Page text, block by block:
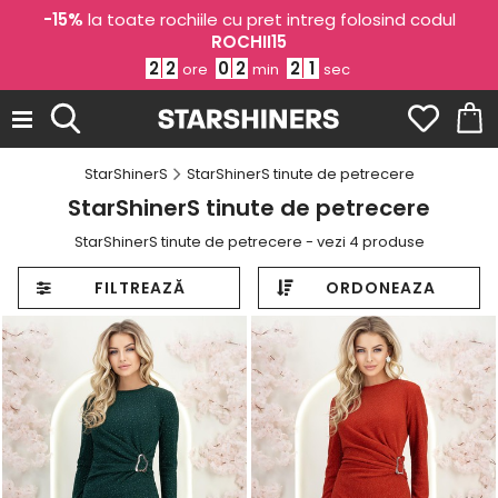
-15% la toate rochiile cu pret intreg folosind codul
ROCHII15
2 2 ore 0 2 min 2 0 sec
StarShinerS StarShinerS tinute de petrecere
StarShinerS tinute de petrecere
StarShinerS tinute de petrecere - vezi 4 produse
FILTREAZĂ ORDONEAZA